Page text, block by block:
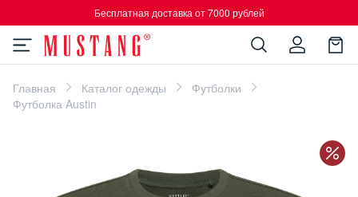
Бесплатная доставка от 7000 рублей
Главная Каталог одежды
Футболки
Футболка Austin